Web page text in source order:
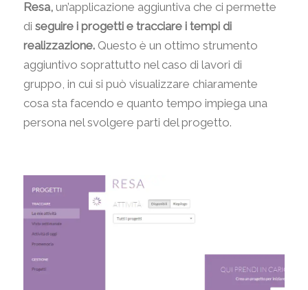
Resa,un’applicazione aggiuntiva che ci permette
di seguire i progetti e tracciare i tempi di
realizzazione.Questo è un ottimo strumento
aggiuntivo soprattutto nel caso di lavori di
gruppo, in cui si può visualizzare chiaramente
cosa sta facendo e quanto tempo impiega una
persona nel svolgere parti del progetto.